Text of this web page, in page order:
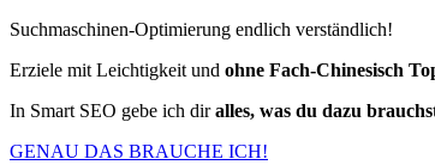
Suchmaschinen-Optimierung endlich verständlich!
Erziele mit Leichtigkeit und ohne Fach-Chinesisch
In Smart SEO gebe ich diralles, was du dazu
GENAU DAS BRAUCHE ICH!